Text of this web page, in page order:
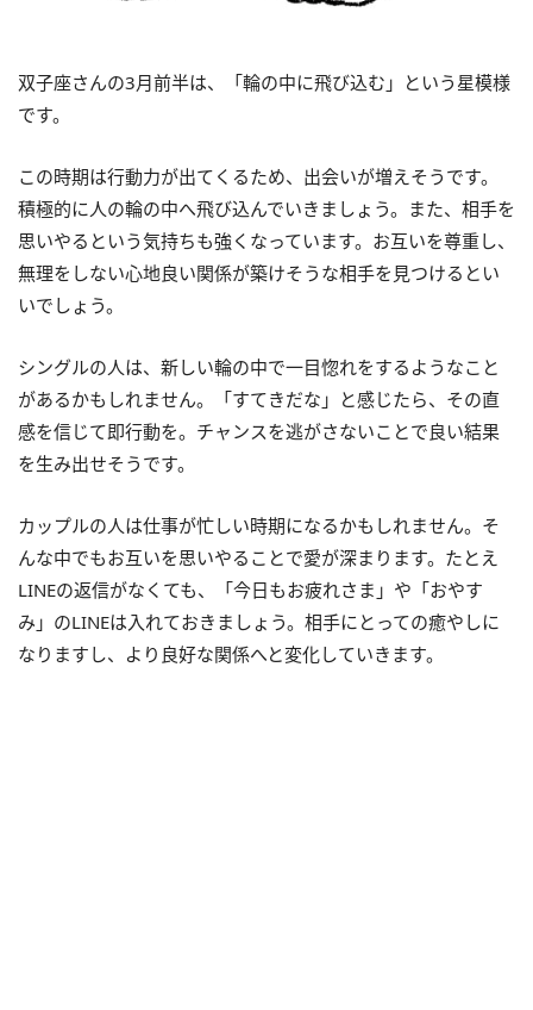
双子座さんの3月前半は、「輪の中に飛び込む」という星模様
です。
この時期は行動力が出てくるため、出会いが増えそうです。
積極的に人の輪の中へ飛び込んでいきましょう。また、相手を
思いやるという気持ちも強くなっています。お互いを尊重し、
無理をしない心地良い関係が築けそうな相手を見つけるとい
いでしょう。
シングルの人は、新しい輪の中で一目惚れをするようなこと
があるかもしれません。「すてきだな」と感じたら、その直
感を信じて即行動を。チャンスを逃がさないことで良い結果
を生み出せそうです。
カップルの人は仕事が忙しい時期になるかもしれません。そ
んな中でもお互いを思いやることで愛が深まります。たとえ
LINEの返信がなくても、「今日もお疲れさま」や「おやす
み」のLINEは入れておきましょう。相手にとっての癒やしに
なりますし、より良好な関係へと変化していきます。